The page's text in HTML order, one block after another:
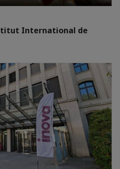
International de